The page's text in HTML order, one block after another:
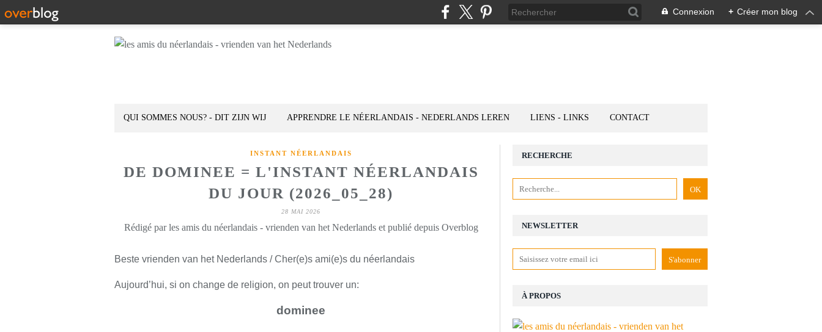
Connexion + Créer mon blog
QUI SOMMES NOUS? - DIT ZIJN WIJ APPRENDRE LE NÉERLANDAIS - NEDERLANDS LEREN LIENS - LINKS CONTACT
INSTANT NÉERLANDAIS
DE DOMINEE = L'INSTANT NÉERLANDAIS
DU JOUR (2026_05_28)
28 MAI 2026
Rédigé par les amis du néerlandais - vrienden van het Nederlands et publié depuis Overblog
Beste vrienden van het Nederlands / Cher(e)s ami(e)s du néerlandais
Aujourd’hui, si on change de religion, on peut trouver un:
dominee
NEWSLETTER
RECHERCHE
À PROPOS